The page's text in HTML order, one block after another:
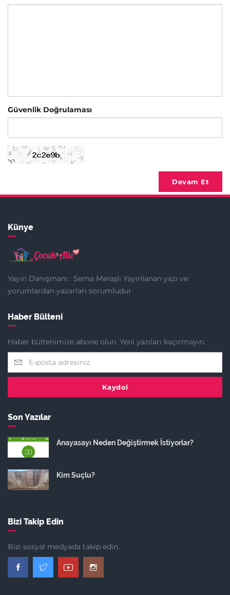
Güvenlik Doğrulaması
Devam Et
Künye
Yayın Danışmanı : Sema Maraşlı Yayınlanan yazı ve
yorumlardan yazarları sorumludur.
Haber Bülteni
Haber bültenimize abone olun. Yeni yazıları kaçırmayın.
Kaydol
Son Yazılar
Anayasayı Neden Değiştirmek İstiyorlar?
Kim Suçlu?
Bizi Takip Edin
Bizi sosyal medyada takip edin.